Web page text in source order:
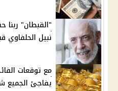
"القبطان" ربنا
نبيل الحلفاوي
مع توقعات
يفاجئ الجميع شوف